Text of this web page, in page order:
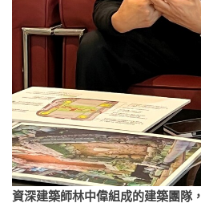
資深建築師林中偉組成的建築團隊